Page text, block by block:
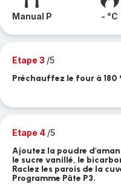
Manual P - °C
Etape 3 /5
Préchauffez le four à 180
Etape 4 /5
Ajoutez la poudre
le sucre vanillé, le
Raclez les parois de la
Programme Pâte P3.